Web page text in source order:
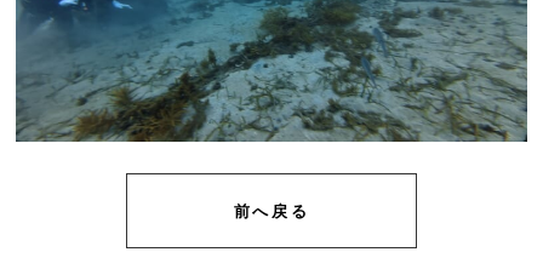
前へ戻る